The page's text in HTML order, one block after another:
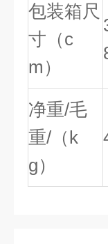
包装箱尺
寸（c
m）
净重/毛
重/（k
g）